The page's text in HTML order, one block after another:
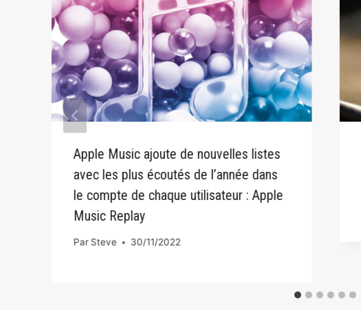
Apple Music ajoute de nouvelles listes
avec les plus écoutés de l’année dans
le compte de chaque utilisateur : Apple
Music Replay
ParSteve 30/11/2022